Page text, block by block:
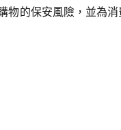
物的保安風險，並為